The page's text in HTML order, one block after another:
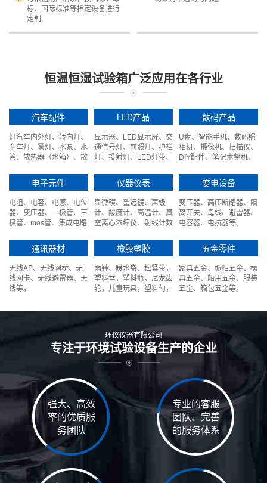
标、国际标准等指定设备进行
定制
恒温恒湿试验箱广泛应用在各行业
汽车配件
灯汽车内外灯、转向灯、
刹车灯、雾灯、水泵、水
管、散热器（水箱）、散
LED产品
显示器、LED显示屏、交
通信号灯、前照灯、护栏
灯、投射灯、LED灯带、
等。
数码产品
U盘、智能手机、数码照
相机、摄像机、扫描仪、
DIY配件、笔记本整机、
电子元件
电阻、电容、电感、电位
器、变压器、二极管、三
极管、mos管、集成电路
仪器仪表
显微镜、望远镜、声级
计、酸度计、高温计、真
空离心浓缩仪、射线计数
变电设备
变压器、高压断路器、隔
离开关、母线、避雷器、
电容器、电抗器等。
通讯器材
无线AP、无线网桥、无
线网卡、无线避雷器、天
线等。
橡胶塑胶
雨鞋、暖水袋、松紧带，
塑料盆，塑料瓶，尼龙齿
轮，儿童玩具，塑料勺，
五金零件
家具五金、橱柜五金、模
具五金、船用五金、服装
五金、箱包五金等。
环仪仪器有限公司
专注于环境试验设备生产的企业
强大、高效
率的优质服
务团队
专业的客服
团队、完善
的服务体系